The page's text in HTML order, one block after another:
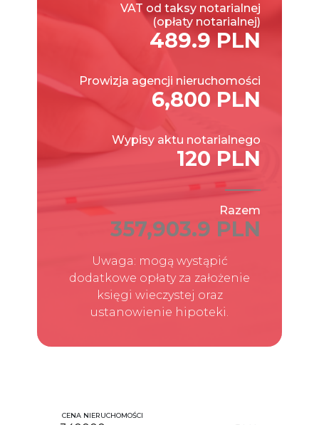
VAT od taksy notarialnej
(opłaty notarialnej)
489.9 PLN
Prowizja agencji nieruchomości
6,800 PLN
Wypisy aktu notarialnego
120 PLN
Razem
357,903.9 PLN
Uwaga: mogą wystąpić
dodatkowe opłaty za założenie
księgi wieczystej oraz
ustanowienie hipoteki.
CENA NIERUCHOMOŚCI